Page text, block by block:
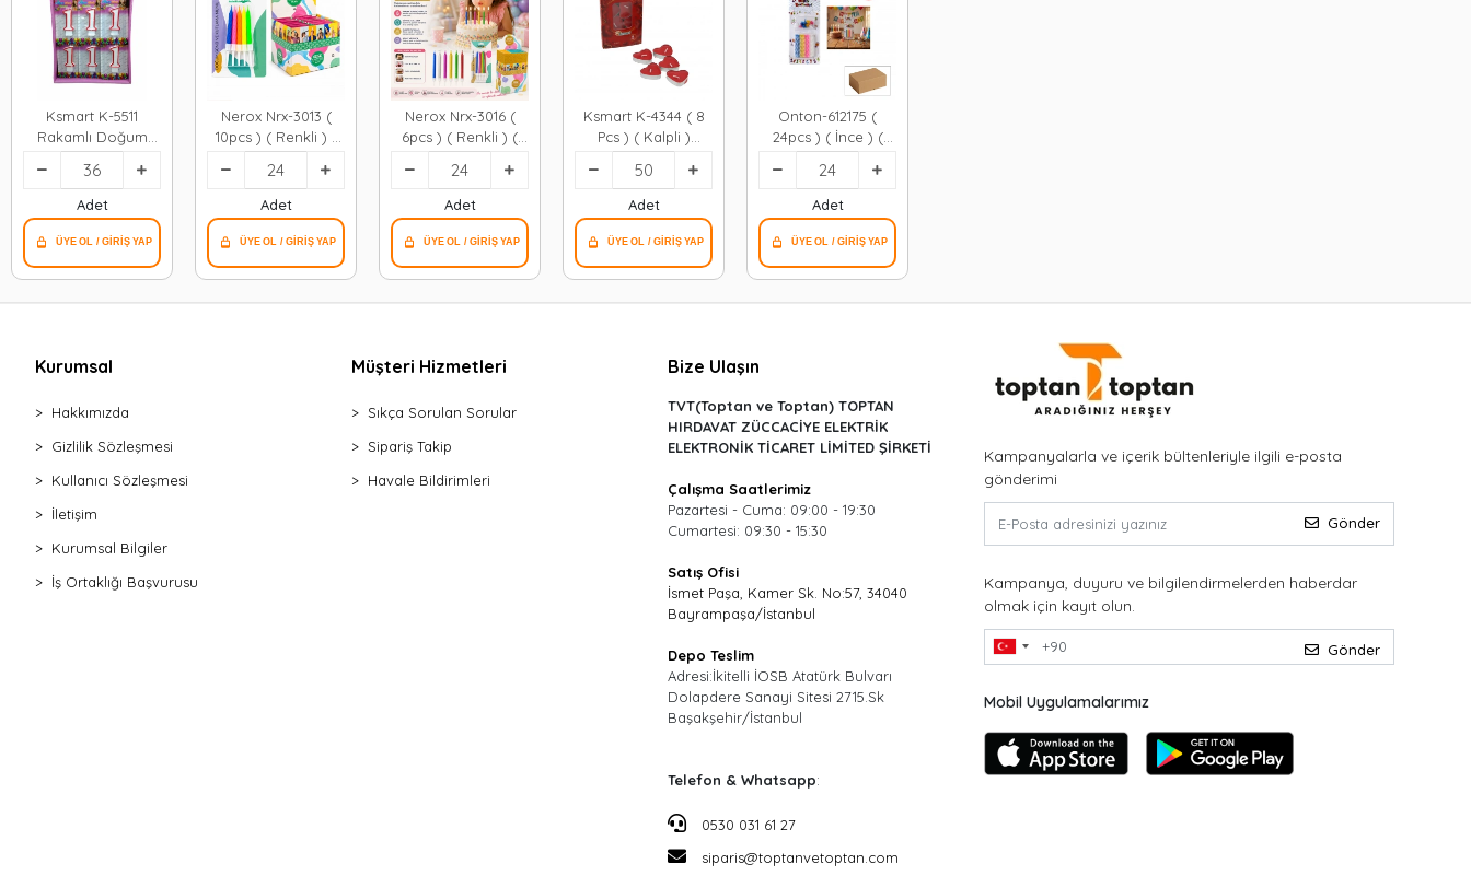
Ksmart K-5511
Rakamlı Doğum
Günü Mumu*36x20
Adet
Nerox Nrx-3013 (
10pcs ) ( Renkli ) (
Süs ) Doğum Günü
Mumu ( Beyaz
Plastik Tutacak
)*24x20
Adet
Nerox Nrx-3016 (
6pcs ) ( Renkli ) (
Süs ) Doğum Günü
Mumu ( Beyaz
Plastik Tutacak
)*24x20
Adet
Ksmart K-4344 ( 8
Pcs ) ( Kalpli )
Kırmızı Tea Lıght
Mum*50x6
Adet
Onton-612175 (
24pcs ) ( İnce ) (
Renkli ) Doğum
Günü Mumu (
Renkli Plastik
Tutacak )*24x12
Adet
Kurumsal
Hakkımızda
Gizlilik Sözleşmesi
Kullanıcı Sözleşmesi
İletişim
Kurumsal Bilgiler
İş Ortaklığı Başvurusu
Müşteri Hizmetleri
Sıkça Sorulan Sorular
Sipariş Takip
Havale Bildirimleri
Bize Ulaşın
TVT(Toptan ve Toptan) TOPTAN
HIRDAVAT ZÜCCACİYE ELEKTRİK
ELEKTRONİK TİCARET LİMİTED ŞİRKETİ
Çalışma Saatlerimiz
Pazartesi - Cuma: 09:00 - 19:30
Cumartesi: 09:30 - 15:30
Satış Ofisi
İsmet Paşa, Kamer Sk. No:57, 34040
Bayrampaşa/İstanbul
Depo Teslim
Adresi:İkitelli İOSB Atatürk Bulvarı
Dolapdere Sanayi Sitesi 2715.Sk
Başakşehir/İstanbul
Telefon & Whatsapp:
0530 031 61 27
siparis@toptanvetoptan.com
Kampanyalarla ve içerik bültenleriyle ilgili e-posta
gönderimi
Gönder
Kampanya, duyuru ve bilgilendirmelerden haberdar
olmak için kayıt olun.
Gönder
Mobil Uygulamalarımız